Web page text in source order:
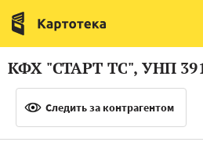
Италия
Люксембург
Нидерланды
КФХ "СТАРТ ТС", УНП
Следить за контрагентом